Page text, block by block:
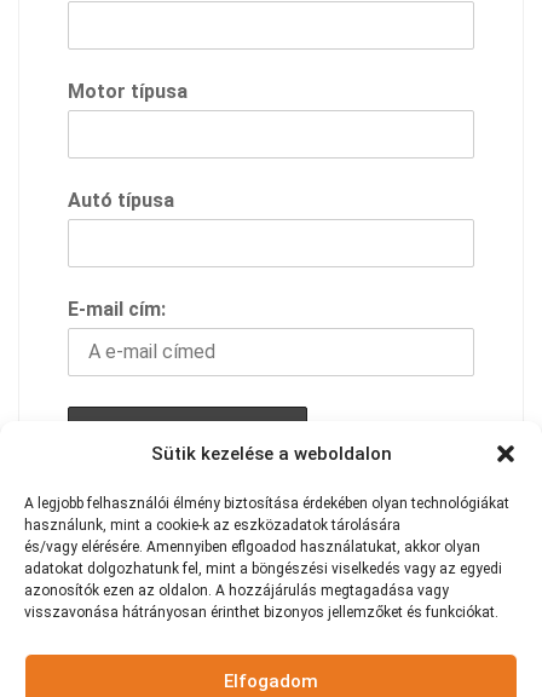
Sütik kezelése a weboldalon
A legjobb felhasználói élmény biztosítása érdekében olyan technológiákat
használunk, mint a cookie-k az eszközadatok tárolására
és/vagy elérésére. Amennyiben eflgoadod használatukat, akkor olyan
adatokat dolgozhatunk fel, mint a böngészési viselkedés vagy az egyedi
azonosítók ezen az oldalon. A hozzájárulás megtagadása vagy
visszavonása hátrányosan érinthet bizonyos jellemzőket ésfunkciókat.
Elfogadom
Motor típusa
Autó típusa
E-mail cím:
A feliratkozással elfogadod adavédelmi
szabályzatunkat